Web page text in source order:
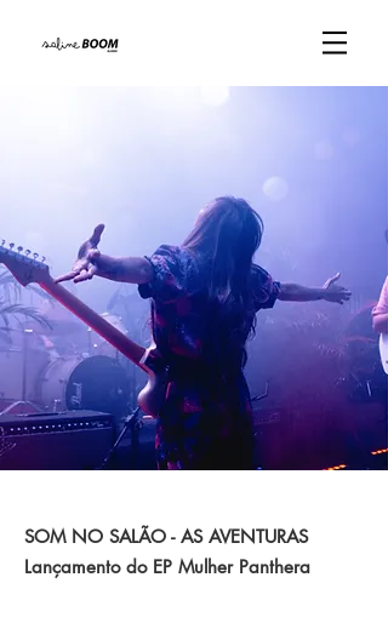
SOM NO SALÃO - AS AVENTURAS
Lançamento do EP Mulher Panthera